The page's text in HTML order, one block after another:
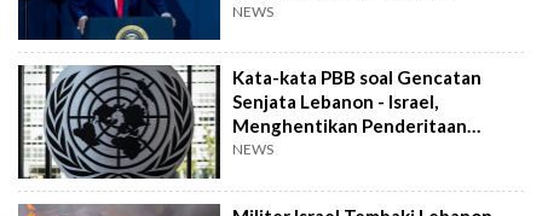
NEWS
Kata-kata PBB soal Gencatan
Senjata Lebanon - Israel,
Menghentikan Penderitaan
Rakyat di Jalur Biru
NEWS